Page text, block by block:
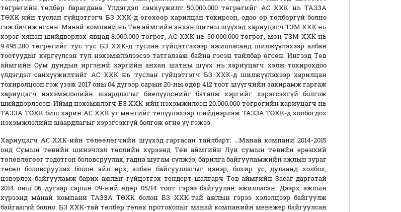
төгрөгийн төлбөр барагдана. Үлдэгдэл санхүүжилт 50.000.000 төгрөгийг АС ХХК нь ТАЗЗА
ТӨХК-ийн туслан гүйцэтгэгч БЗ ХХК-д өгөхөөр харилцан тохирсон, одоо өр төлбөргүй болно
гэж бичиж өгсөн. Манай компани нь Төв аймгийн анхан шатны шүүхэд хариуцагч ТЗМ ХХК нь
хэрэг хянан шийдвэрлэх явцад 8.000.000 төгрөг, АС ХХК нь 50.000.000 төгрөг, мөн ТЗМ ХХК нь
9.495.280 төгрөгийг тус тус БЗ ХХК-д туслан гүйцэтгэхээр ажилласанд шилжүүлэхээр албан
тоотуудыг хүргүүлсэн тул нэхэмжлэлээсээ татгалзаж байна гэсэн тайлбар өгсөн. Ингээд Төв
аймгийн Сум дундын иргэний хэргийн анхан шатны шүүх нь хариуцагч хэлж тохирохдоо
үлдэгдэл санхүүжилтийг АС ХХК нь туслан гүйцэтгэгч БЗ ХХК-д шилжүүлэхээр харилцан
тохиролцсон гэж үзэж 2017 оны 04 дүгээр сарын 20-ны өдөр 412 тоот шүүгчийн захирамж гаргаж
хариуцагч нэхэмжлэлийн шаардлагыг биелүүлснийг баталж хэргийг хэрэгсэхгүй болгож
шийдвэрлэсэн. Иймд нэхэмжлэгч БЗ ХХК-ийн нэхэмжилсэн 20.000.000 төгрөгийн хариуцагч нь
ТАЗЗА ТӨХК биш харин АС ХХК уг мөнгийг төлүүлэхээр шийдвэрлэж ТАЗЗА ТӨХК-д холбогдох
нэхэмжлэлийн шаардлагыг хэрэгсэхгүй болгож өгнө үү гэжээ.
Хариуцагч АС ХХК-ийн төлөөлөгчийн шүүхэд гаргасан тайлбарт: ...Манай компани 2014-2015
онд Сумын төвийн шинэчлэл төслийн хүрээнд Төв аймгийн Лүн сумын төвийн ерөнхий
төлөвлөгөөг тодотгон боловсруулах, гадна шугам сүлжээ, барилга байгууламжийн ажлын зураг
төсөл боловсруулах болон айл өрх, албан байгууллагыг цэвэр, бохир ус, дулаанд холбох,
цэвэрлэх байгууламж барих ажлыг гүйцэтгэх тендерт шалгарч Төв аймгийн Засаг даргатай
2014 оны 06 дугаар сарын 09-ний өдөр 05/14 тоот гэрээ байгуулан ажилласан. Дээрх ажлын
хүрээнд манай компани ТАЗЗА ТӨХК болон БЗ ХХК-тай ажлын гэрээ хэлэлцээр байгуулж
байгаагүй болно. БЗ ХХК-тай төлбөр төлөх протоколыг манай компанийн менежер байгуулсан